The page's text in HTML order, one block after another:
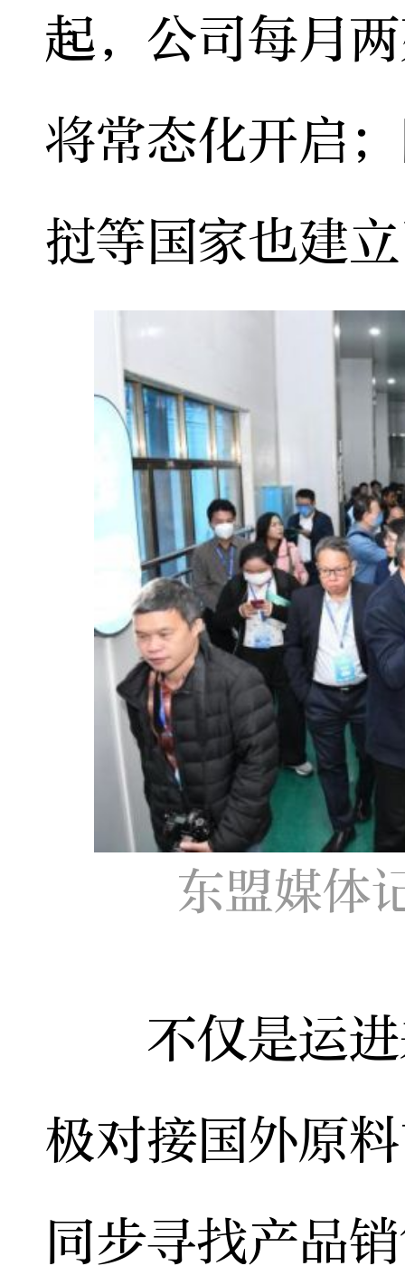
起，公司每月
将常态化开启
挝等国家也建
东盟媒体
不仅是运进
极对接国外原
同步寻找产品